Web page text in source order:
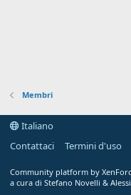
Membri
Italiano
Contattaci
Termini d'uso
Community platform by
a cura di Stefano Novelli &